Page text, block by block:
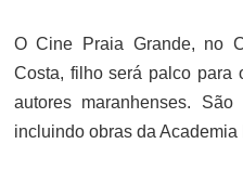
O Cine Praia Grande, no
Costa, filho será palco para
autores maranhenses.
incluindo obras da